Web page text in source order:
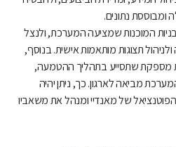
ומבוססת נתונים.
המוכנות שמציעה המערכת, ולנצל
תצוגות מותאמות אישית. בנוסף,
מספקת שתסייע בתהליך ההטמעה,
מביאה לארגון. כך, ניתן יהיה
של מאנדיי ומנהל את משאביו